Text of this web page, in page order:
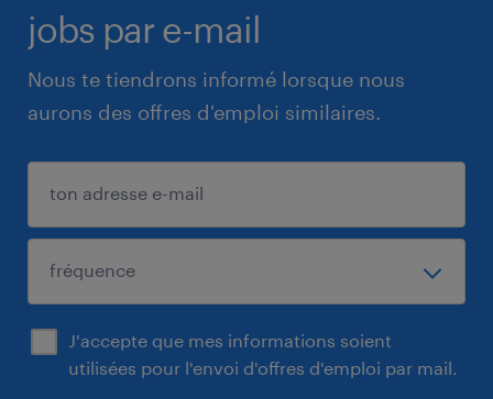
jobs par e-mail
Nous te tiendrons informé lorsque nous
aurons des offres d'emploi similaires.
J'accepte que mes informations soient
utilisées pour l'envoi d'offres d'emploi par mail.